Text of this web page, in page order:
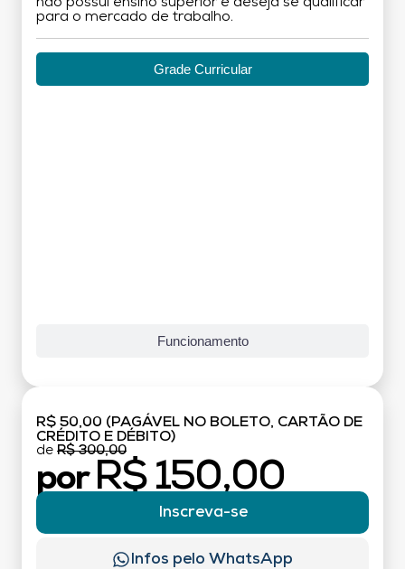
para o mercado de trabalho.
Grade Curricular
Funcionamento
R$ 50,00 (PAGÁVEL NO BOLETO, CARTÃO DE
CRÉDITO E DÉBITO)
de R$ 300,00
por R$ 150,00
Inscreva-se
Infos pelo WhatsApp